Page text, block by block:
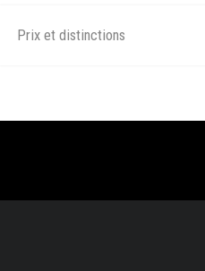
Prix et distinctions